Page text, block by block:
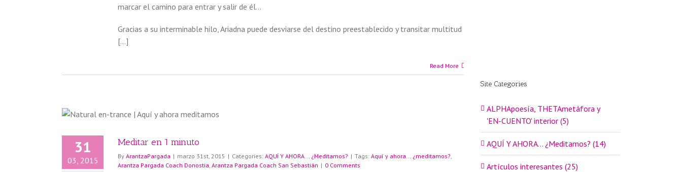
marcar el camino para entrar y salir de él…
Gracias a su interminable hilo, Ariadna puede desviarse del destino preestablecido y transitar multitud
[…]
Read More
31
03, 2015
Meditar en 1 minuto
By ArantzaPargada | marzo 31st, 2015 | Categories: AQUÍ Y AHORA... ¿Meditamos? | Tags: Aquí y ahora... ¿meditamos?,
Arantza Pargada Coach Donostia, Arantza Pargada Coach San Sebastián | 0 Comments
Site Categories
ALPHApoesía, THETAmetáfora y
'EN-CUENTO' interior (5)
AQUÍ Y AHORA… ¿Meditamos? (14)
Artículos interesantes (25)